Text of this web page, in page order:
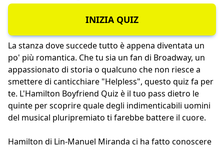
INIZIA QUIZ
La stanza dove succede tutto è appena diventata un
po' più romantica. Che tu sia un fan di Broadway, un
appassionato di storia o qualcuno che non riesce a
smettere di canticchiare "Helpless", questo quiz fa per
te. L'Hamilton Boyfriend Quiz è il tuo pass dietro le
quinte per scoprire quale degli indimenticabili uomini
del musical pluripremiato ti farebbe battere il cuore.
Hamilton di Lin-Manuel Miranda ci ha fatto conoscere